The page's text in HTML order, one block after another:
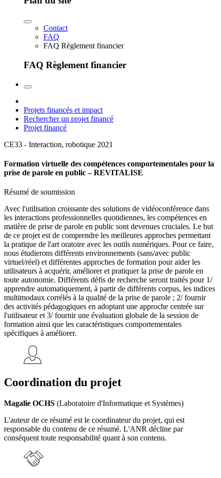
Contact
FAQ
FAQ Règlement financier
FAQ Règlement financier
Projets financés et impact
Rechercher un projet financé
Projet financé
CE33 - Interaction, robotique 2021
Formation virtuelle des compétences comportementales pour la
prise de parole en public – REVITALISE
Résumé de soumission
Avec l'utilisation croissante des solutions de vidéoconférence dans
les interactions professionnelles quotidiennes, les compétences en
matière de prise de parole en public sont devenues cruciales. Le but
de ce projet est de comprendre les meilleures approches permettant
la pratique de l'art oratoire avec les outils numériques. Pour ce faire,
nous étudierons différents environnements (sans/avec public
virtuel/réel) et différentes approches de formation pour aider les
utilisateurs à acquérir, améliorer et pratiquer la prise de parole en
toute autonomie. Différents défis de recherche seront traités pour 1/
apprendre automatiquement, à partir de différents corpus, les indices
multimodaux corrélés à la qualité de la prise de parole ; 2/ fournir
des activités pédagogiques en adoptant une approche centrée sur
l'utilisateur et 3/ fournir une évaluation globale de la session de
formation ainsi que les caractéristiques comportementales
spécifiques à améliorer.
Coordination du projet
Magalie OCHS (Laboratoire d'Informatique et Systèmes)
L'auteur de ce résumé est le coordinateur du projet, qui est
responsable du contenu de ce résumé. L'ANR décline par
conséquent toute responsabilité quant à son contenu.